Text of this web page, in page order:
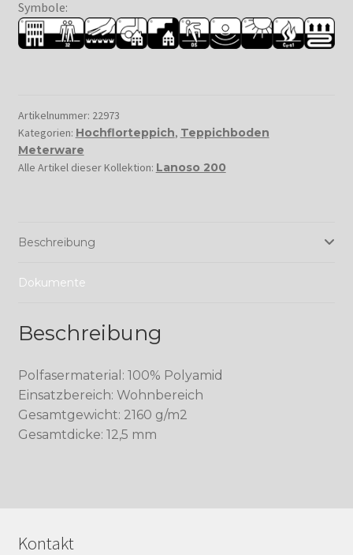
Symbole:
Artikelnummer: 22973
Kategorien: Hochflorteppich, Teppichboden
Meterware
Alle Artikel dieser Kollektion: Lanoso 200
Beschreibung
Dokumente
Beschreibung
Polfasermaterial: 100% Polyamid
Einsatzbereich: Wohnbereich
Gesamtgewicht: 2160 g/m2
Gesamtdicke: 12,5 mm
Kontakt